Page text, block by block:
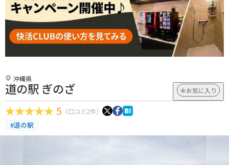
沖縄県
道の駅 ぎのざ お気に入り
5 （口コミ2件）
#道の駅